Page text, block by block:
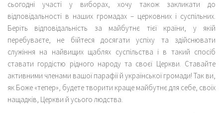
сьогодні участі у виборах, хочу також закликати до
відповідальності в наших громадах – церковних і суспільних.
Беріть відповідальність за майбутнє тієї країни, у якій
перебуваєте, не бійтеся досягати успіху та здійснювати
служіння на найвищих щаблях суспільства і в такий спосіб
ставати гордістю рідного народу та своєї Церкви. Ставайте
активними членами вашої парафії й української громади! Так ви,
як Боже «тепер», будете творити краще майбутнє для себе, своїх
нащадків, Церкви й усього людства.